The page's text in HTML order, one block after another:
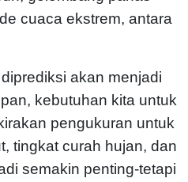
cuaca ekstrem, antara
akan menjadi
kebutuhan kita untuk
pengukuran untuk
tingkat curah hujan, dan
semakin penting-tetapi